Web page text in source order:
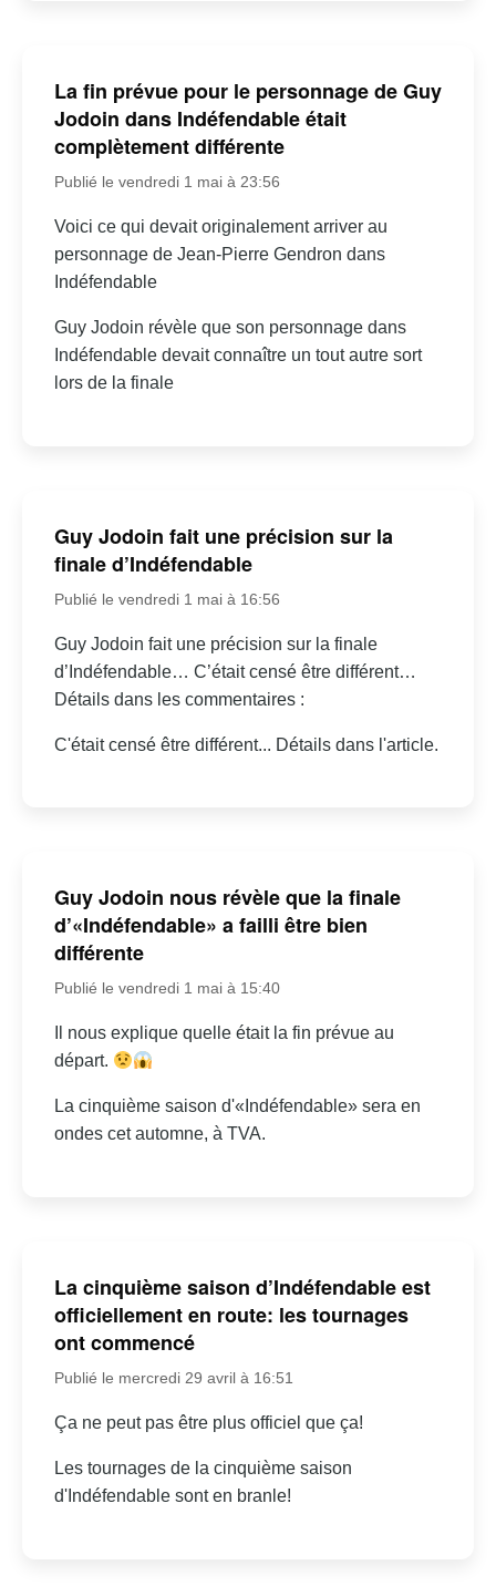
La fin prévue pour le personnage de Guy
Jodoin dans Indéfendable était
complètement différente
Publié le vendredi 1 mai à 23:56
Voici ce qui devait originalement arriver au
personnage de Jean-Pierre Gendron dans
Indéfendable
Guy Jodoin révèle que son personnage dans
Indéfendable devait connaître un tout autre sort
lors de la finale
Guy Jodoin fait une précision sur la
finale d’Indéfendable
Publié le vendredi 1 mai à 16:56
Guy Jodoin fait une précision sur la finale
d’Indéfendable… C’était censé être différent…
Détails dans les commentaires :
C'était censé être différent... Détails dans l'article.
Guy Jodoin nous révèle que la finale
d’«Indéfendable» a failli être bien
différente
Publié le vendredi 1 mai à 15:40
Il nous explique quelle était la fin prévue au
départ.
La cinquième saison d'«Indéfendable» sera en
ondes cet automne, à TVA.
La cinquième saison d’Indéfendable est
officiellement en route: les tournages
ont commencé
Publié le mercredi 29 avril à 16:51
Ça ne peut pas être plus officiel que ça!
Les tournages de la cinquième saison
d'Indéfendable sont en branle!